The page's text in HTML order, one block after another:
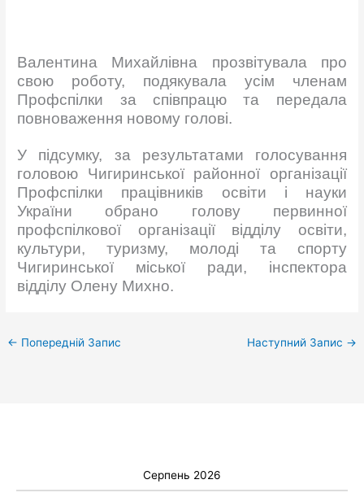
Валентина Михайлівна прозвітувала про
свою роботу, подякувала усім членам
Профспілки за співпрацю та передала
повноваження новому голові.
У підсумку, за результатами голосування
головою Чигиринської районної організації
Профспілки працівників освіти і науки
України обрано голову первинної
профспілкової організації відділу освіти,
культури, туризму, молоді та спорту
Чигиринської міської ради, інспектора
відділу Олену Михно.
← Попередній Запис Наступний Запис →
Серпень 2026